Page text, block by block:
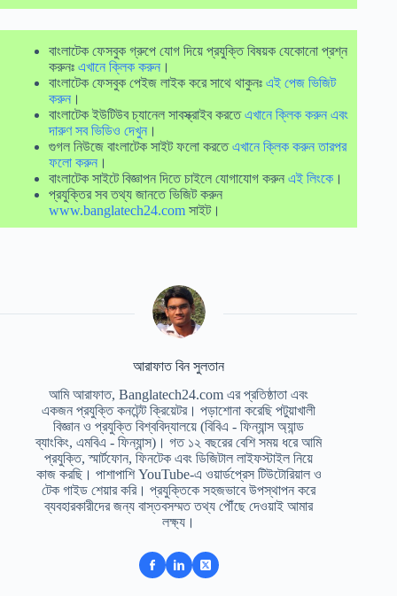
বাংলাটেক ফেসবুক গ্রুপে যোগ দিয়ে প্রযুক্তি বিষয়ক যেকোনো প্রশ্ন
করুনঃ এখানে ক্লিক করুন ।
বাংলাটেক ফেসবুক পেইজ লাইক করে সাথে থাকুনঃ এই পেজ ভিজিট
করুন ।
বাংলাটেক ইউটিউব চ্যানেল সাবস্ক্রাইব করতেএখানে ক্লিক করুন এবং
দারুণ সব ভিডিও দেখুন ।
গুগল নিউজে বাংলাটেক সাইট ফলো করতেএখানে ক্লিক করুন তারপর
ফলো করুন ।
বাংলাটেক সাইটে বিজ্ঞাপন দিতে চাইলে যোগাযোগ করুন এই লিংকে ।
প্রযুক্তির সব তথ্য জানতে ভিজিট করুন
www.banglatech24.com সাইট।
আরাফাত বিন সুলতান
আমি আরাফাত, Banglatech24.com এর প্রতিষ্ঠাতা এবং
একজন প্রযুক্তি কনটেন্ট ক্রিয়েটর। পড়াশোনা করেছি পটুয়াখালী
বিজ্ঞান ও প্রযুক্তি বিশ্ববিদ্যালয়ে (বিবিএ - ফিন্যান্স অ্যান্ড
ব্যাংকিং, এমবিএ - ফিন্যান্স)। গত ১২ বছরের বেশি সময় ধরে আমি
প্রযুক্তি, স্মার্টফোন, ফিনটেক এবং ডিজিটাল লাইফস্টাইল নিয়ে
কাজ করছি। পাশাপাশি YouTube-এ ওয়ার্ডপ্রেস টিউটোরিয়াল ও
টেক গাইড শেয়ার করি। প্রযুক্তিকে সহজভাবে উপস্থাপন করে
ব্যবহারকারীদের জন্য বাস্তবসম্মত তথ্য পৌঁছে দেওয়াই আমার
লক্ষ্য।